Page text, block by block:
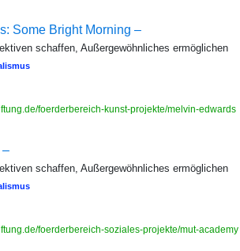
Some Bright Morning –
schaffen, Außergewöhnliches ermöglichen
foerderbereich-kunst-projekte/melvin-edwards
–
schaffen, Außergewöhnliches ermöglichen
foerderbereich-soziales-projekte/mut-academy